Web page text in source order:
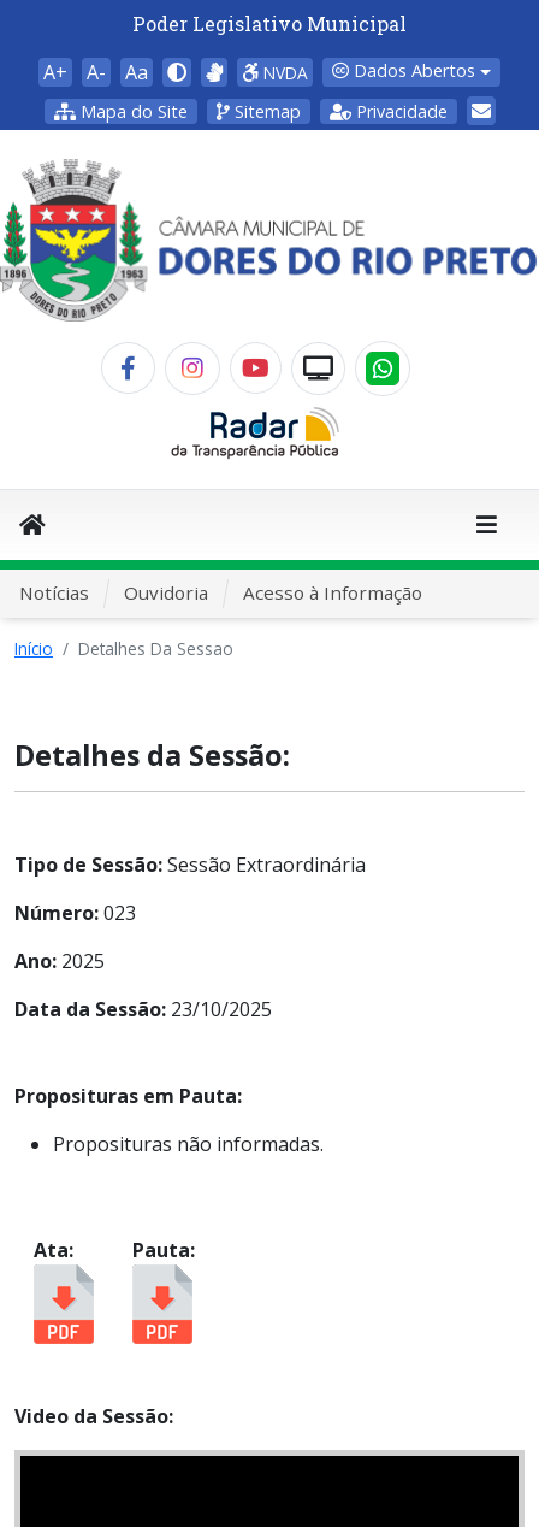
Poder Legislativo Municipal
A+ A- Aa NVDA
Dados Abertos
Mapa do Site
Sitemap Privacidade
Notícias Ouvidoria Acesso à Informação
Início Detalhes Da Sessao
Detalhes da Sessão:
Tipo de Sessão:Sessão Extraordinária
Número:023
Ano: 2025
Data da Sessão: 23/10/2025
Proposituras em Pauta:
Proposituras não informadas.
Ata: Pauta:
Video da Sessão: